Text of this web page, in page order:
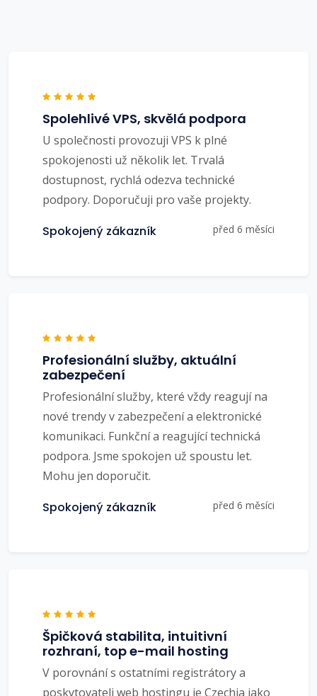
Spolehlivé VPS, skvělá podpora
U společnosti provozuji VPS k plné
spokojenosti už několik let. Trvalá
dostupnost, rychlá odezva technické
podpory. Doporučuji pro vaše projekty.
Spokojený zákazník před 6 měsíci
Profesionální služby, aktuální
zabezpečení
Profesionální služby, které vždy reagují na
nové trendy v zabezpečení a elektronické
komunikaci. Funkční a reagující technická
podpora. Jsme spokojen už spoustu let.
Mohu jen doporučit.
Spokojený zákazník před 6 měsíci
Špičková stabilita, intuitivní
rozhraní, top e-mail hosting
V porovnání s ostatními registrátory a
poskytovateli web hostingu je Czechia jako